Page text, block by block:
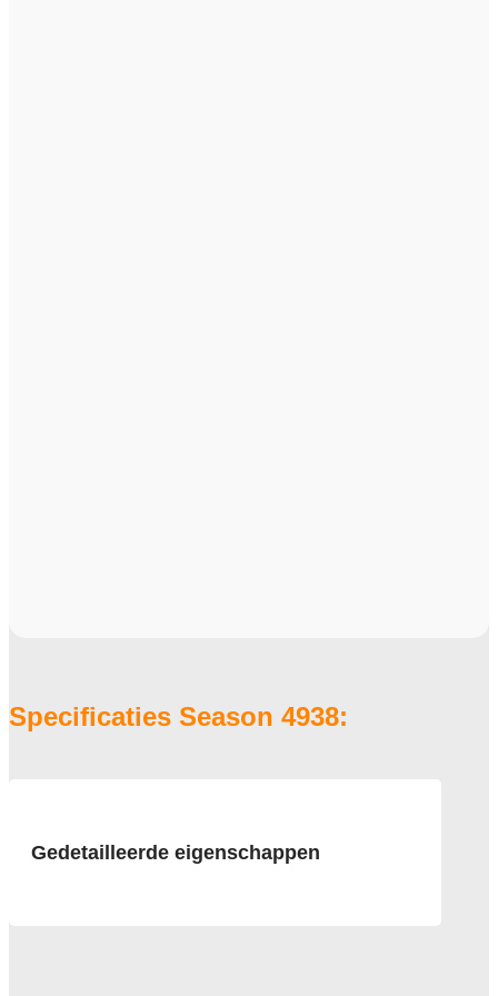
Specificaties Season 4938:
Gedetailleerde eigenschappen